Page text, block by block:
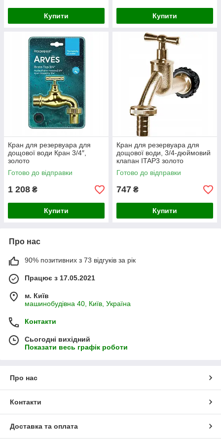
Купити Купити
Кран для резервуара для
дощової води Кран 3/4″,
золото
Готово до відправки
1 208 ₴
Купити
Кран для резервуара для
дощової води, 3/4-дюймовий
клапан ITAP3 золото
Готово до відправки
747 ₴
Купити
Про нас
90% позитивних з 73 відгуків за рік
Працює з 17.05.2021
м. Київ
машинобудівна 40, Київ, Україна
Контакти
Сьогодні вихідний
Показати весь графік роботи
Про нас
Контакти
Доставка та оплата